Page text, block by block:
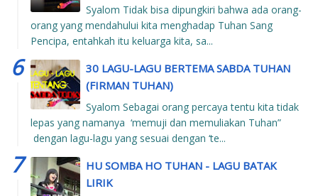
Syalom Tidak bisa dipungkiri bahwa ada orang-
orang yang mendahului kita menghadap Tuhan Sang
Pencipa, entahkah itu keluarga kita, sa...
30 LAGU-LAGU BERTEMA SABDA TUHAN
(FIRMAN TUHAN)
Syalom Sebagai orang percaya tentu kita tidak
lepas yang namanya ‘memuji dan memuliakan Tuhan”
dengan lagu-lagu yang sesuai dengan ‘te...
HU SOMBA HO TUHAN - LAGU BATAK
LIRIK